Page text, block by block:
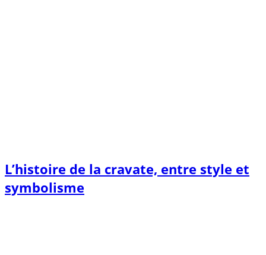
L’histoire de la cravate, entre style et
symbolisme